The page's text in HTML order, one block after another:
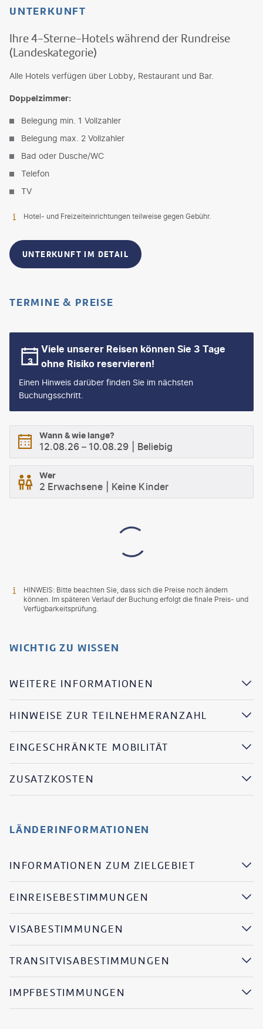
UNTERKUNFT
Ihre 4-Sterne-Hotels während der Rundreise
(Landeskategorie)
Alle Hotels verfügen über Lobby, Restaurant und Bar.
Doppelzimmer:
Belegung min. 1 Vollzahler
Belegung max. 2 Vollzahler
Bad oder Dusche/WC
Telefon
TV
Hotel- und Freizeiteinrichtungen teilweise gegen Gebühr.
UNTERKUNFT IM DETAIL
TERMINE & PREISE
Viele unserer Reisen können Sie 3 Tage
ohne Risiko reservieren!
Einen Hinweis darüber finden Sie im nächsten
Buchungsschritt.
Wann & wie lange?
12.08.26 – 10.08.29 Beliebig
Wer
2 Erwachsene Keine Kinder
HINWEIS: Bitte beachten Sie, dass sich die Preise noch ändern
können. Im späteren Verlauf der Buchung erfolgt die finale Preis- und
Verfügbarkeitsprüfung.
WICHTIG ZU WISSEN
WEITERE INFORMATIONEN
HINWEISE ZUR TEILNEHMERANZAHL
EINGESCHRÄNKTE MOBILITÄT
ZUSATZKOSTEN
LÄNDERINFORMATIONEN
INFORMATIONEN ZUM ZIELGEBIET
EINREISEBESTIMMUNGEN
VISABESTIMMUNGEN
TRANSITVISABESTIMMUNGEN
IMPFBESTIMMUNGEN